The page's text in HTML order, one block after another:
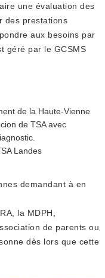
une évaluation des
des prestations
aux besoins par
géré par le GCSMS
de la Haute-Vienne
de TSA avec
Landes
demandant à en
la MDPH,
de parents ou
dès lors que cette